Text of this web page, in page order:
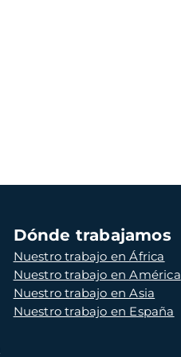
Dónde trabajamos
Nuestro trabajo en África
Nuestro trabajo en América
Nuestro trabajo en Asia
Nuestro trabajo en España